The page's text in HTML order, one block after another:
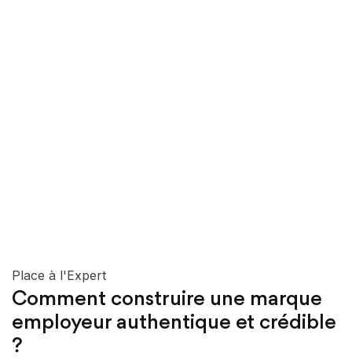
Place à l'Expert
Comment construire une marque
employeur authentique et crédible
?